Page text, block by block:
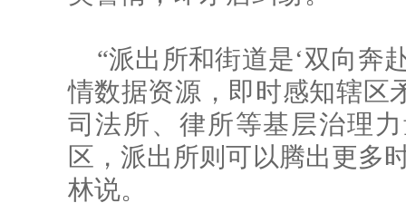
“派出所和街道是‘双向奔
情数据资源，即时感知辖区
司法所、律所等基层治理
区，派出所则可以腾出更多
林说。